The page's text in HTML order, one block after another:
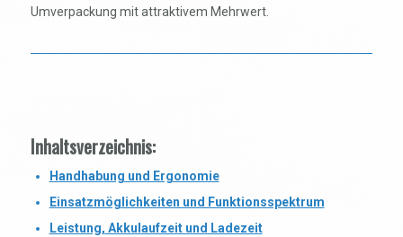
Umverpackung mit attraktivem Mehrwert.
Inhaltsverzeichnis:
Handhabung und Ergonomie
Einsatzmöglichkeiten und Funktionsspektrum
Leistung, Akkulaufzeit und Ladezeit